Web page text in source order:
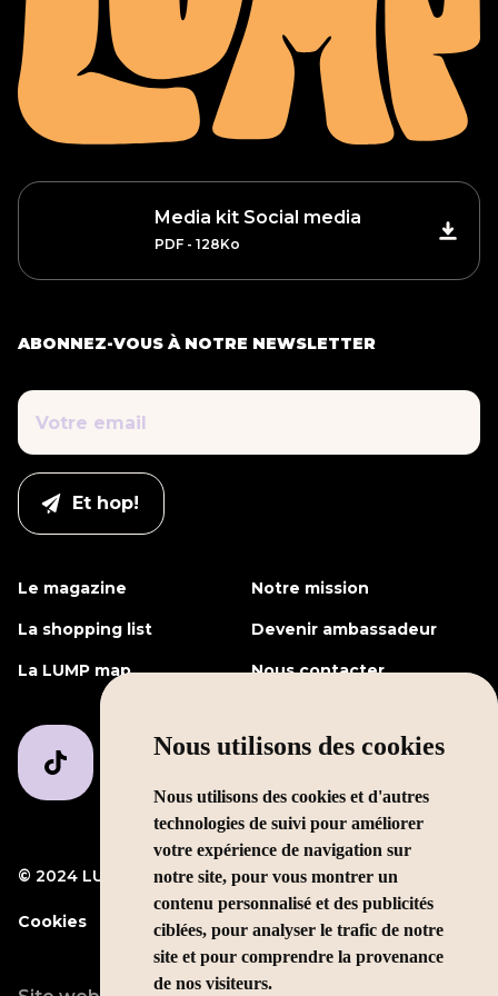
Nous utilisons des cookies
Nous utilisons des cookies et d'autres
technologies de suivi pour améliorer
votre expérience de navigation sur
notre site, pour vous montrer un
contenu personnalisé et des publicités
ciblées, pour analyser le trafic de notre
site et pour comprendre la provenance
de nos visiteurs.
Media kit Social media
PDF - 128Ko
ABONNEZ-VOUS À NOTRE NEWSLETTER
Le magazine Notre mission
La shopping list Devenir ambassadeur
La LUMP map Nous contacter
© 2024 LUMP Media Mentions légales
Cookies